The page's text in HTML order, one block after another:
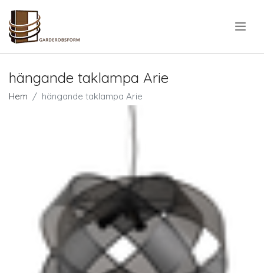
hängande taklampa Arie
Hem hängande taklampa Arie